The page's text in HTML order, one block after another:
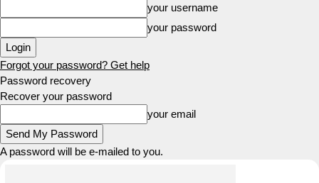
your username
your password
Forgot your password? Get help
Password recovery
Recover your password
your email
A password will be e-mailed to you.